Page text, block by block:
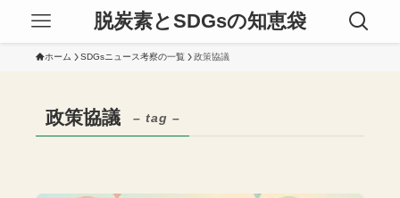
脱炭素とSDGsの知恵袋
ホーム SDGsニュース考察の一覧 政策協議
政策協議 – tag –